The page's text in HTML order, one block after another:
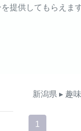
提供してもらえま
新潟県 ▸ 趣
1